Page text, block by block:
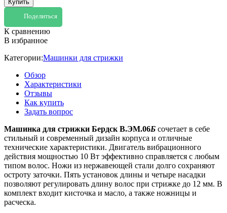
Купить
Поделиться
К сравнению
В избранное
Категории:Машинки для стрижки
Обзор
Характеристики
Отзывы
Как купить
Задать вопрос
Машинка для стрижки Бердск В.ЭМ.06Б сочетает в себе
стильный и современный дизайн корпуса и отличные
технические характеристики. Двигатель вибрационного
действия мощностью 10 Вт эффективно справляется с любым
типом волос. Ножи из нержавеющей стали долго сохраняют
остроту заточки. Пять установок длины и четыре насадки
позволяют регулировать длину волос при стрижке до 12 мм. В
комплект входит кисточка и масло, а также ножницы и
расческа.